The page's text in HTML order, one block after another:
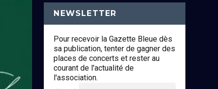
NEWSLETTER
Pour recevoir la Gazette Bleue dès
sa publication, tenter de gagner des
places de concerts et rester au
courant de l'actualité de
l'association.